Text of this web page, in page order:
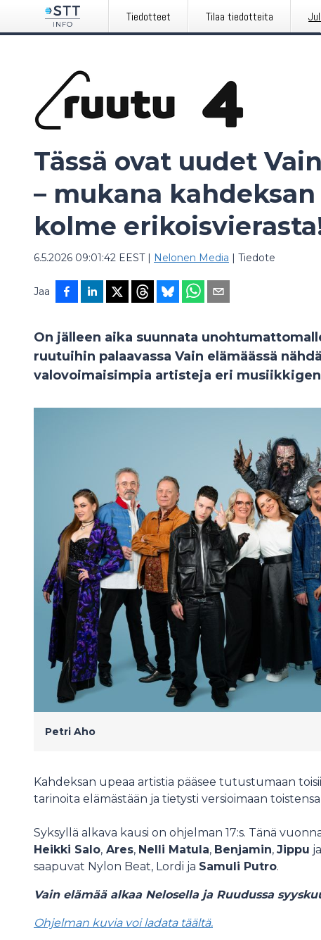
Tiedotteet Tilaa tiedotteita
Tässä ovat uudet
– mukana
kolme
6.5.2026 09:01:42 EEST| Nelonen Media | Tiedote
Jaa
On jälleen aika suunnata
ruutuihin palaavassa Vain elämäässä
valovoimaisimpia artisteja eri
Petri Aho
Kahdeksan upeaa artistia pääsee tutustumaan
tarinoita elämästään ja tietysti versioimaan
Syksyllä alkava kausi on ohjelman 17:s. Tänä
Heikki Salo, Ares, Nelli Matula, Benjamin, Jippu ja
saapuvat Nylon Beat, Lordi ja Samuli Putro.
Vain elämää alkaa Nelosella ja Ruudussa
Ohjelman kuvia voi ladata täältä.